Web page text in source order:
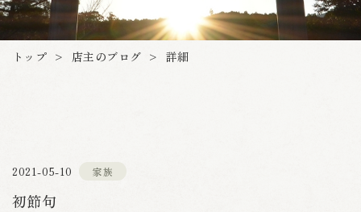
トップ > 店主のブログ > 詳細
2021-05-10 家族
初節句